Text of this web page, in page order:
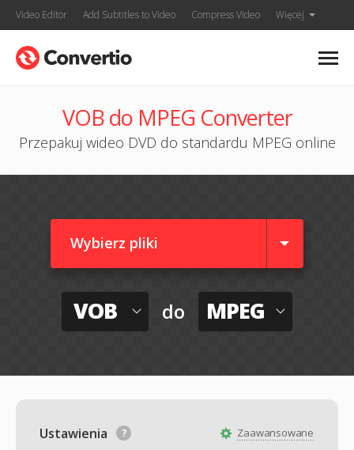
Video Editor Add Subtitles to Video Compress Video Więcej
VOB do MPEG Converter
Przepakuj wideo DVD do standardu MPEG online
Wybierz pliki
VOB do MPEG
Zaawansowane
Ustawienia